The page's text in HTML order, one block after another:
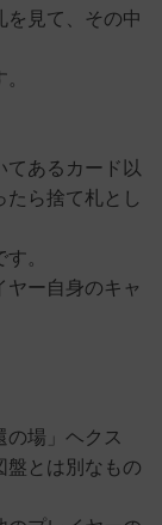
見て、その中
あるカード以
ら捨て札とし
。
ー自身のキャ
場」ヘクス
盤とは別なもの